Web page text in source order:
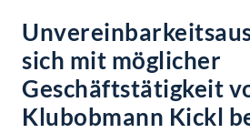
sich mit möglicher
Geschäftstätigkeit
Klubobmann Kickl